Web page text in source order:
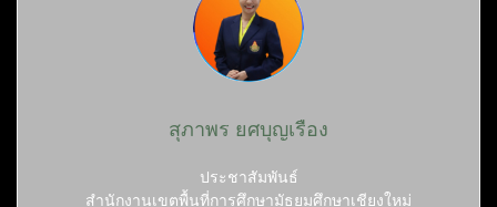
สุภาพร ยศบุญเรือง
ประชาสัมพันธ์
สำนักงานเขตพื้นที่การศึกษามัธยมศึกษาเชียงใหม่